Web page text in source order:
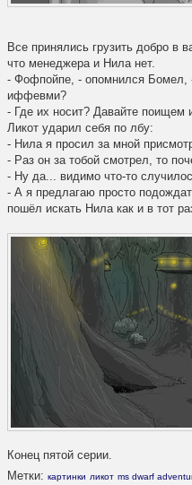
Все принялись грузить добро в
что менеджера и Нила нет.
- Фофпойпе, - опомнился
иффевми?
- Где их носит? Давайте поищем
Ликот ударил себя по лбу:
- Нила я просил за мной
- Раз он за тобой смотрел, то
- Ну да... видимо что-то
- А я предлагаю просто
пошёл искать Нила как и в тот
Конец пятой серии.
Метки: картинки ликот ms dwarf